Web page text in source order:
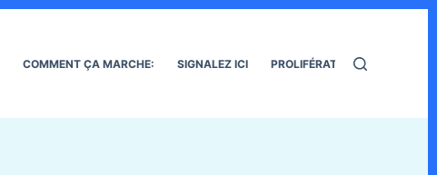
COMMENT ÇA MARCHE: SIGNALEZ ICI PROLIFÉRATION DES RATS